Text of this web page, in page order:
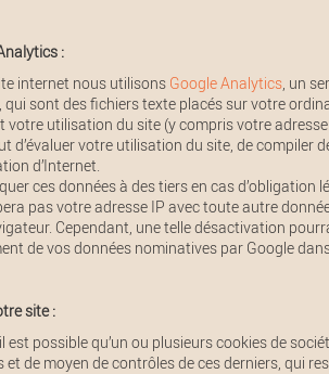
:
internet nous utilisons Google Analytics, un
sont des fichiers texte placés sur votre
votre utilisation du site (y compris votre
d’évaluer votre utilisation du site, de compiler
d’Internet.
ces données à des tiers en cas
pas votre adresse IP avec toute autre
Cependant, une telle désactivation
de vos données nominatives par Google
site :
possible qu’un ou plusieurs cookies de
et de moyen de contrôles de ces derniers, qui